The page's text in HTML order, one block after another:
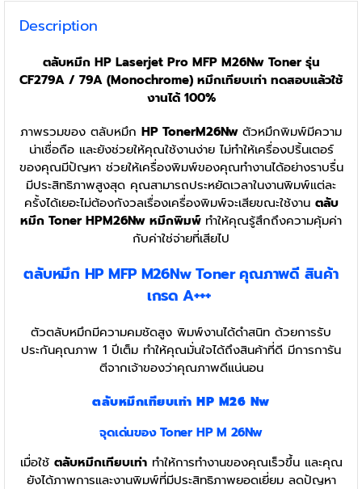
Description
ตลับหมึก HP Laserjet Pro MFP M26Nw Toner รุ่น
CF279A / 79A (Monochrome) หมึกเทียบเท่า ทดสอบแล้วใช้
งานได้ 100%
ภาพรวมของ ตลับหมึก HP TonerM26Nw ตัวหมึกพิมพ์มีความ
น่าเชื่อถือ และยังช่วยให้คุณใช้งานง่าย ไม่ทำให้เครื่องปริ้นเตอร์
ของคุณมีปัญหา ช่วยให้เครื่องพิมพ์ของคุณทำงานได้อย่างราบรื่น
มีประสิทธิภาพสูงสุด คุณสามารถประหยัดเวลาในงานพิมพ์แต่ละ
ครั้งได้เยอะไม่ต้องกังวลเรื่องเครื่องพิมพ์จะเสียขณะใช้งาน ตลับ
หมึก Toner HPM26Nw หมึกพิมพ์ ทำให้คุณรู้สึกถึงความคุ้มค่า
กับค่าใช่จ่ายที่เสียไป
ตลับหมึก HP MFP M26NwTonerคุณภาพดี สินค้า
เกรด A+++
ตัวตลับหมึกมีความคมชัดสูง พิมพ์งานได้ดำสนิท ด้วยการรับ
ประกันคุณภาพ 1 ปีเต็ม ทำให้คุณมั่นใจได้ถึงสินค้าที่ดี มีการการัน
ตีจากเจ้าของว่าคุณภาพดีแน่นอน
ตลับหมึกเทียบเท่า HP M26 Nw
จุดเด่นของ TonerHP M 26Nw
เมื่อใช้ ตลับหมึกเทียบเท่าทำให้การทำงานของคุณเร็วขึ้น และคุณ
ยังได้ภาพการและงานพิมพ์ที่มีประสิทธิภาพยอดเยี่ยม ลดปัญหา